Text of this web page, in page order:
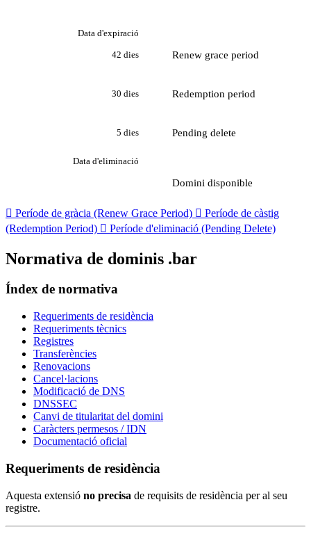
Data d'expiració
42 dies Renew grace period
30 dies Redemption period
5 dies Pending delete
Data d'eliminació
Domini disponible
 Període de gràcia (Renew Grace Period)  Període de càstig
(Redemption Period)  Període d'eliminació (Pending Delete)
Normativa de dominis .bar
Índex de normativa
Requeriments de residència
Requeriments tècnics
Registres
Transferències
Renovacions
Cancel·lacions
Modificació de DNS
DNSSEC
Canvi de titularitat del domini
Caràcters permesos / IDN
Documentació oficial
Requeriments de residència
Aquesta extensió no precisa de requisits de residència per al seu
registre.